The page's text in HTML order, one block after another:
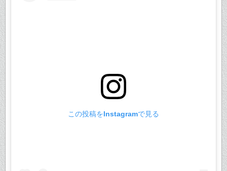
この投稿をInstagramで見る